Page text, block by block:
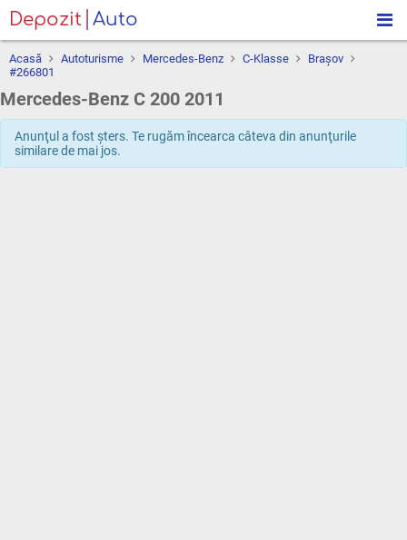
Depozit Auto
Acasă Autoturisme Mercedes-Benz C-Klasse
Braşov
#266801
Mercedes-Benz C 200 2011
Anunţul a fost şters. Te rugăm încearca câteva din anunţurile
similare de mai jos.